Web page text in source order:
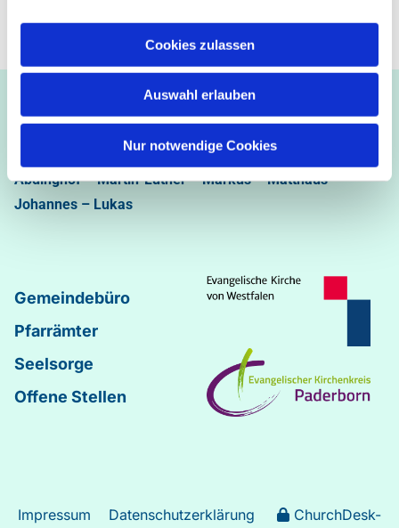
Cookies zulassen
Auswahl erlauben
Nur notwendige Cookies
Ev.-luth. Kirchengemeinde Paderborn
Bastfelder Weg 30 - 33098 Paderborn
05251/5002-32 und 5002-33
Abdinghof–Martin-Luther–Markus–Matthäus–
Johannes – Lukas
Gemeindebüro
Pfarrämter
Seelsorge
Offene Stellen
Impressum Datenschutzerklärung ChurchDesk-